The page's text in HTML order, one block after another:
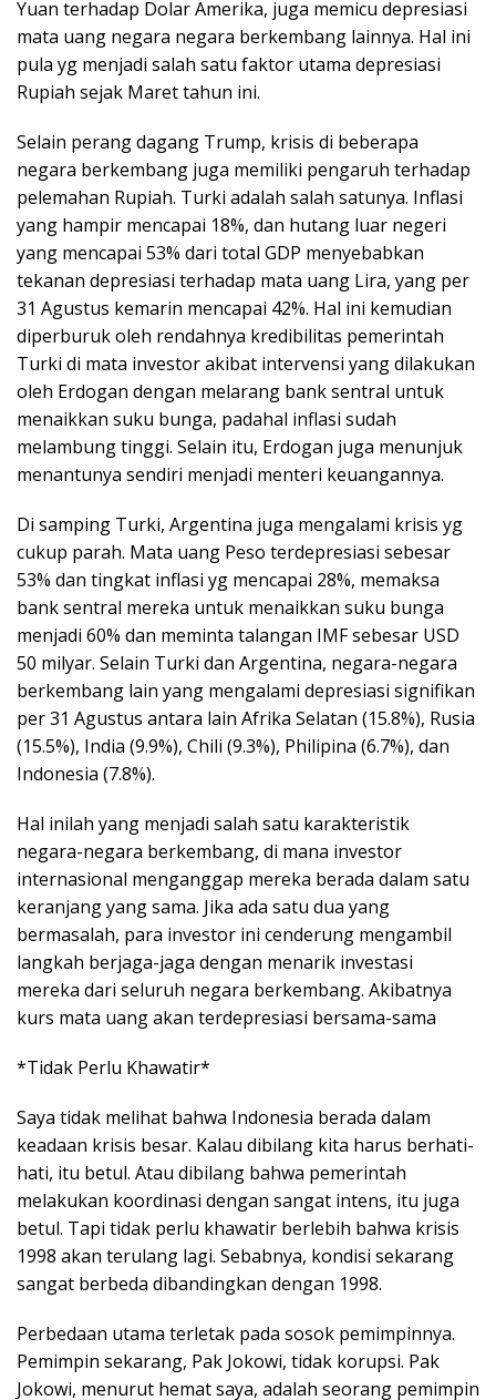
Yuan terhadap Dolar Amerika, juga memicu depresiasi
mata uang negara negara berkembang lainnya. Hal ini
pula yg menjadi salah satu faktor utama depresiasi
Rupiah sejak Maret tahun ini.
Selain perang dagang Trump, krisis di beberapa
negara berkembang juga memiliki pengaruh terhadap
pelemahan Rupiah. Turki adalah salah satunya. Inflasi
yang hampir mencapai 18%, dan hutang luar negeri
yang mencapai 53% dari total GDP menyebabkan
tekanan depresiasi terhadap mata uang Lira, yang per
31 Agustus kemarin mencapai 42%. Hal ini kemudian
diperburuk oleh rendahnya kredibilitas pemerintah
Turki di mata investor akibat intervensi yang dilakukan
oleh Erdogan dengan melarang bank sentral untuk
menaikkan suku bunga, padahal inflasi sudah
melambung tinggi. Selain itu, Erdogan juga menunjuk
menantunya sendiri menjadi menteri keuangannya.
Di samping Turki, Argentina juga mengalami krisis yg
cukup parah. Mata uang Peso terdepresiasi sebesar
53% dan tingkat inflasi yg mencapai 28%, memaksa
bank sentral mereka untuk menaikkan suku bunga
menjadi 60% dan meminta talangan IMF sebesar USD
50 milyar. Selain Turki dan Argentina, negara-negara
berkembang lain yang mengalami depresiasi signifikan
per 31 Agustus antara lain Afrika Selatan (15.8%), Rusia
(15.5%), India (9.9%), Chili (9.3%), Philipina (6.7%), dan
Indonesia (7.8%).
Hal inilah yang menjadi salah satu karakteristik
negara-negara berkembang, di mana investor
internasional menganggap mereka berada dalam satu
keranjang yang sama. Jika ada satu dua yang
bermasalah, para investor ini cenderung mengambil
langkah berjaga-jaga dengan menarik investasi
mereka dari seluruh negara berkembang. Akibatnya
kurs mata uang akan terdepresiasi bersama-sama
*Tidak Perlu Khawatir*
Saya tidak melihat bahwa Indonesia berada dalam
keadaan krisis besar. Kalau dibilang kita harus berhati-
hati, itu betul. Atau dibilang bahwa pemerintah
melakukan koordinasi dengan sangat intens, itu juga
betul. Tapi tidak perlu khawatir berlebih bahwa krisis
1998 akan terulang lagi. Sebabnya, kondisi sekarang
sangat berbeda dibandingkan dengan 1998.
Perbedaan utama terletak pada sosok pemimpinnya.
Pemimpin sekarang, Pak Jokowi, tidak korupsi. Pak
Jokowi, menurut hemat saya, adalah seorang pemimpin